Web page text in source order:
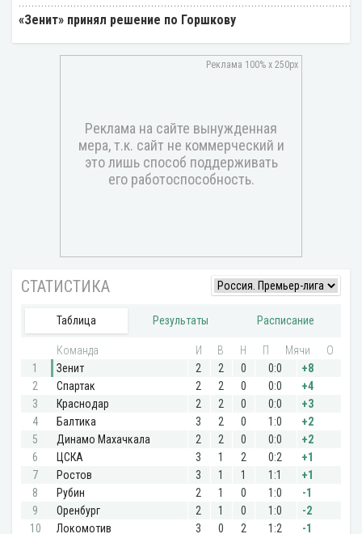
«Зенит» принял решение по Горшкову